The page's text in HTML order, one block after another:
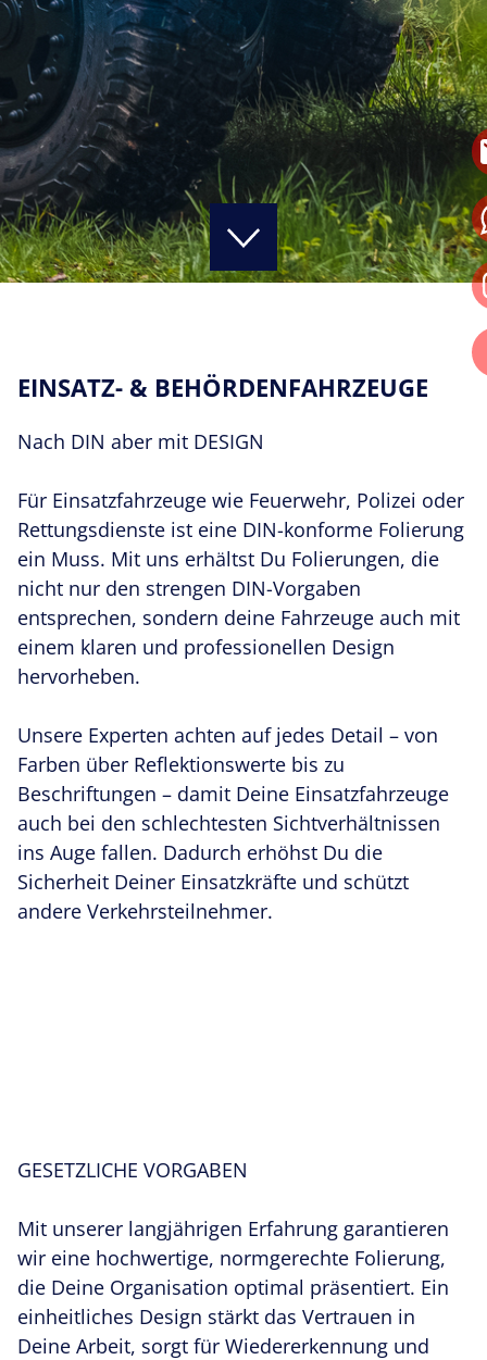
WERBEBESCHRIFTUNG & TEILFOLIERUNG
VOLL- & DESIGNFOLIERUNG
EINSATZ- & BEHÖRDENFAHRZEUGE
LACKSCHUTZFOLIEN & KERAMIKVERSIEGELUNG
AUTOGLASFOLIEN & SCHEIBENTÖNUNG
DEKOR- & SICHTSCHUTZFOLIEN
UV-, HITZE- & EINBRUCHSCHUTZFOLIEN
WERBEANLAGEN & WEGLEITSYSTEME
REFERENZEN
ÜBER UNS
EINSATZ- & BEHÖRDENFAHRZEUGE
Nach DIN aber mit DESIGN
Für Einsatzfahrzeuge wie Feuerwehr, Polizei oder
Rettungsdienste ist eine DIN-konforme Folierung
ein Muss. Mit uns erhältst Du Folierungen, die
nicht nur den strengen DIN-Vorgaben
entsprechen, sondern deine Fahrzeuge auch mit
einem klaren und professionellen Design
hervorheben.
Unsere Experten achten auf jedes Detail – von
Farben über Reflektionswerte bis zu
Beschriftungen – damit Deine Einsatzfahrzeuge
auch bei den schlechtesten Sichtverhältnissen
ins Auge fallen. Dadurch erhöhst Du die
Sicherheit Deiner Einsatzkräfte und schützt
andere Verkehrsteilnehmer.
GESETZLICHE VORGABEN
Mit unserer langjährigen Erfahrung garantieren
wir eine hochwertige, normgerechte Folierung,
die Deine Organisation optimal präsentiert. Ein
einheitliches Design stärkt das Vertrauen in
Deine Arbeit, sorgt für Wiedererkennung und